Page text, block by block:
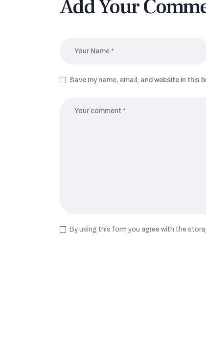
Add Your
Save my name, email, and website in this
By using this form you agree with the